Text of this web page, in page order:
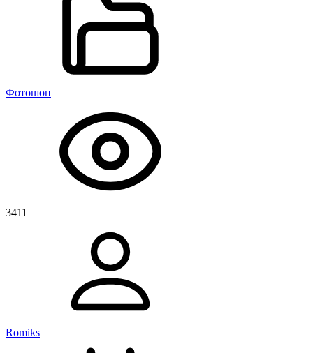
Фотошоп
3411
Romiks